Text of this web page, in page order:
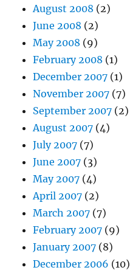
August 2008 (2)
June 2008 (2)
May 2008 (9)
February 2008 (1)
December 2007 (1)
November 2007 (7)
September 2007 (2)
August 2007 (4)
July 2007 (7)
June 2007 (3)
May 2007 (4)
April 2007 (2)
March 2007 (7)
February 2007 (9)
January 2007 (8)
December 2006 (10)